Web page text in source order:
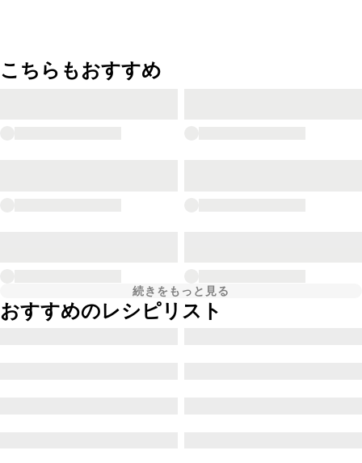
こちらもおすすめ
続きをもっと見る
おすすめのレシピリスト